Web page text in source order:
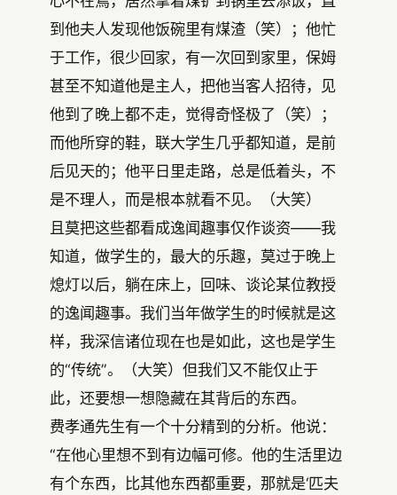
到他夫人发现他饭碗里有煤渣（笑）；他忙
于工作，很少回家，有一次回到家里，保姆
甚至不知道他是主人，把他当客人招待，见
他到了晚上都不走，觉得奇怪极了（笑）；
而他所穿的鞋，联大学生几乎都知道，是前
后见天的；他平日里走路，总是低着头，不
是不理人，而是根本就看不见。（大笑）
且莫把这些都看成逸闻趣事仅作谈资——我
知道，做学生的，最大的乐趣，莫过于晚上
熄灯以后，躺在床上，回味、谈论某位教授
的逸闻趣事。我们当年做学生的时候就是这
样，我深信诸位现在也是如此，这也是学生
的“传统”。（大笑）但我们又不能仅止于
此，还要想一想隐藏在其背后的东西。
费孝通先生有一个十分精到的分析。他说：
“在他心里想不到有边幅可修。他的生活里边
有个东西，比其他东西都重要，那就是‘匹夫